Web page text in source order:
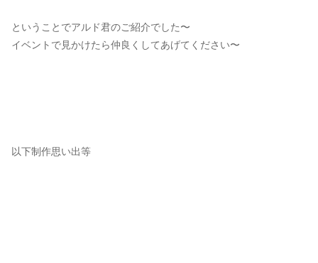
ということでアルド君のご紹介でした〜
イベントで見かけたら仲良くしてあげてください〜
以下制作思い出等